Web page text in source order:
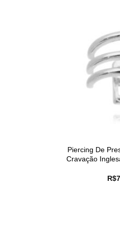
Piercing De
Cravação
R$